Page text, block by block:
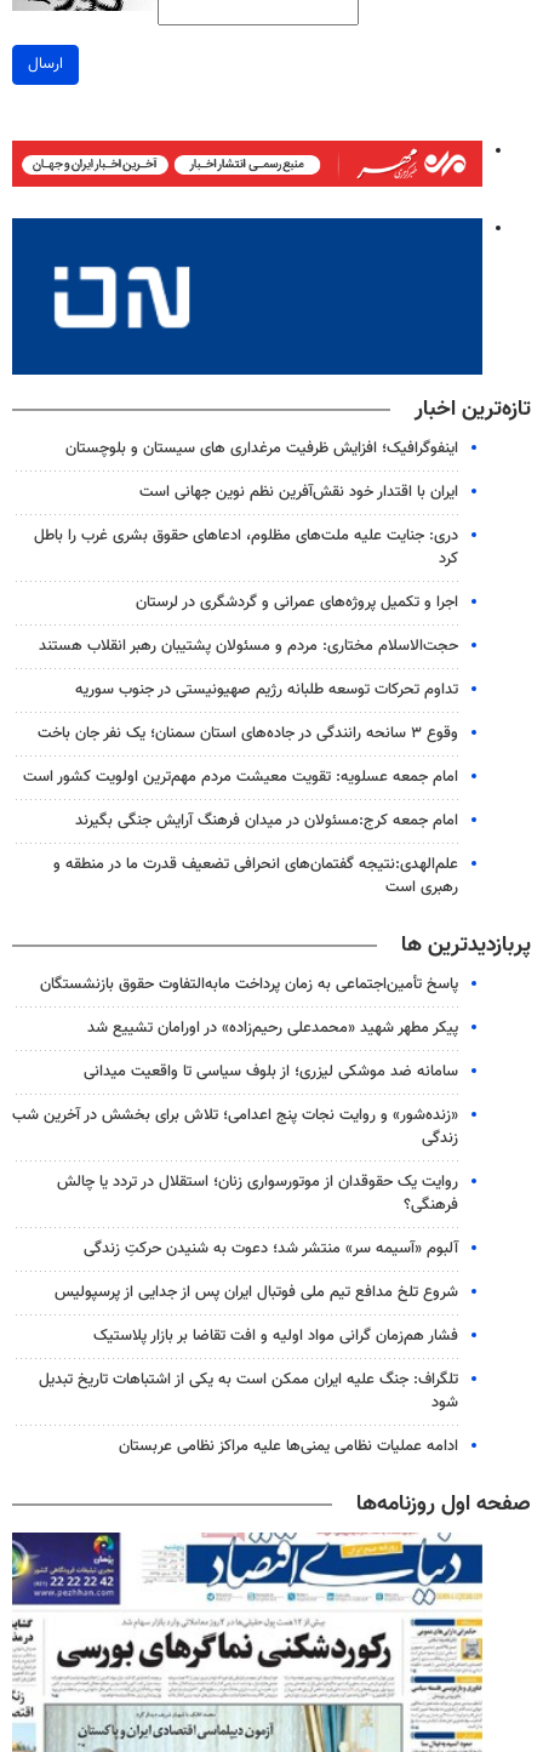
ارسال
تازه‌ترین اخبار
اینفوگرافیک؛ افزایش ظرفیت مرغداری های سیستان و بلوچستان
ایران با اقتدار خود نقش‌آفرین نظم نوین جهانی است
دری: جنایت علیه ملت‌های مظلوم، ادعاهای حقوق بشری غرب را باطل
کرد
اجرا و تکمیل پروژه‌های عمرانی و گردشگری در لرستان
حجت‌الاسلام مختاری: مردم و مسئولان پشتیبان رهبر انقلاب هستند
تداوم تحرکات توسعه طلبانه رژیم صهیونیستی در جنوب سوریه
وقوع ۳ سانحه رانندگی در جاده‌های استان سمنان؛ یک نفر جان باخت
امام جمعه عسلویه: تقویت معیشت مردم مهم‌ترین اولویت کشور است
امام جمعه کرج:مسئولان در میدان فرهنگ آرایش جنگی بگیرند
علم‌الهدی:نتیجه گفتمان‌های انحرافی تضعیف قدرت ما در منطقه و
رهبری است
پربازدیدترین ها
پاسخ تأمین‌اجتماعی به زمان پرداخت مابه‌التفاوت حقوق بازنشستگان
پیکر مطهر شهید «محمدعلی رحیم‌زاده» در اورامان تشییع شد
سامانه ضد موشکی لیزری؛ از بلوف سیاسی تا واقعیت میدانی
«زنده‌شور» و روایت نجات پنج اعدامی؛ تلاش برای بخشش در آخرین شب
زندگی
روایت یک حقوقدان از موتورسواری زنان؛ استقلال در تردد یا چالش
فرهنگی؟
آلبوم «آسیمه سر» منتشر شد؛ دعوت به شنیدن حرکتِ زندگی
شروع تلخ مدافع تیم ملی فوتبال ایران پس از جدایی از پرسپولیس
فشار هم‌زمان گرانی مواد اولیه و افت تقاضا بر بازار پلاستیک
تلگراف: جنگ علیه ایران ممکن است به یکی از اشتباهات تاریخ تبدیل
شود
ادامه عملیات نظامی یمنی‌ها علیه مراکز نظامی عربستان
صفحه اول روزنامه‌ها